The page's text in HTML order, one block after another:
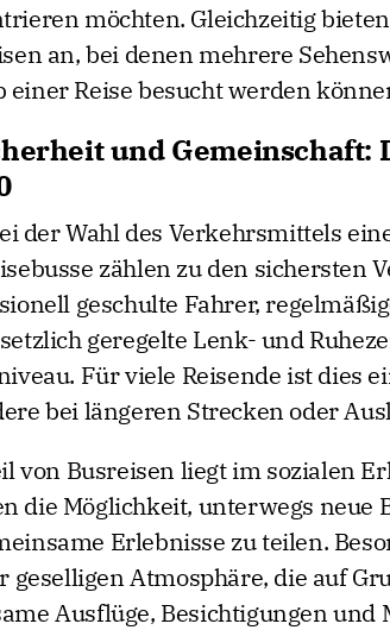
möchten. Gleichzeitig
an, bei denen mehrere
Reise besucht werden
und Gemeinschaft:
der Wahl des Verkehrsmittels
zählen zu den sichersten
geschulte Fahrer,
geregelte Lenk- und
Für viele Reisende ist dies
bei längeren Strecken oder
von Busreisen liegt im sozialen
die Möglichkeit, unterwegs neue
Erlebnisse zu teilen.
Atmosphäre, die auf
Ausflüge, Besichtigungen und